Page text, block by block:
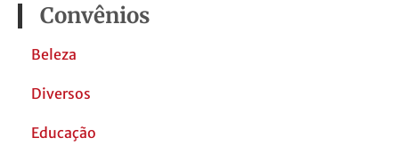
Convênios
Beleza
Diversos
Educação